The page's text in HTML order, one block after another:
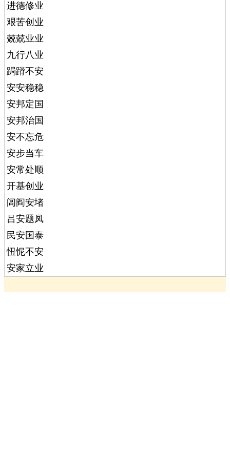
进德修业
艰苦创业
兢兢业业
九行八业
跼蹐不安
安安稳稳
安邦定国
安邦治国
安不忘危
安步当车
安常处顺
开基创业
闾阎安堵
吕安题凤
民安国泰
忸怩不安
安家立业